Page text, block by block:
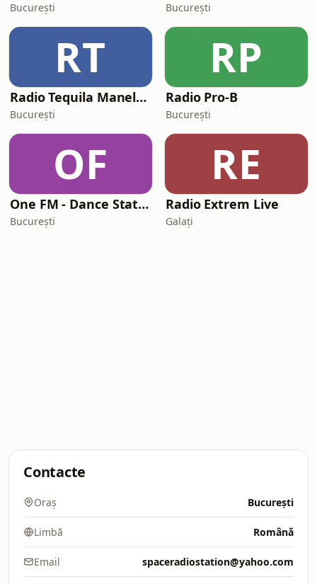
București București
RT
Radio Tequila Manele Romania
București
RP
Radio Pro-B
București
OF
One FM - Dance Station
București
RE
Radio Extrem Live
Galați
Contacte
Oraș București
Limbă Română
Email spaceradiostation@yahoo.com